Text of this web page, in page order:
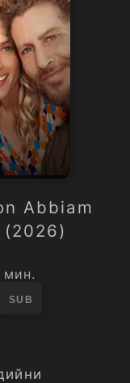
Abbiam
мин.
SUB